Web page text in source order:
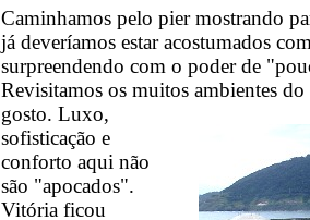
Caminhamos pelo pier mostrando
já deveríamos estar acostumados
surpreendendo com o poder de
Revisitamos os muitos ambientes
gosto. Luxo,
sofisticação e
conforto aqui não
são "apocados".
Vitória ficou